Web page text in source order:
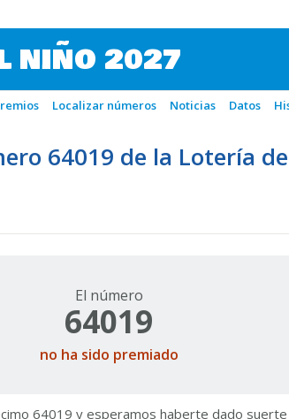
NIÑO 2027
Localizar números Noticias Datos
64019 de la Lotería
El número
64019
no ha sido premiado
64019 y esperamos haberte dado